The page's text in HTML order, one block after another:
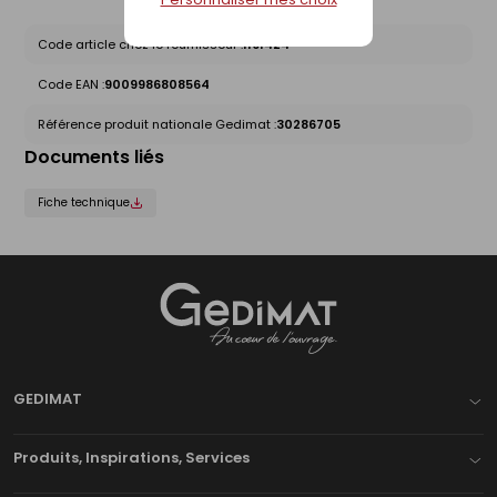
Code article chez le fournisseur :1191424
Code EAN :9009986808564
Référence produit nationale Gedimat :30286705
Documents liés
Fiche technique
GEDIMAT
Produits, Inspirations, Services